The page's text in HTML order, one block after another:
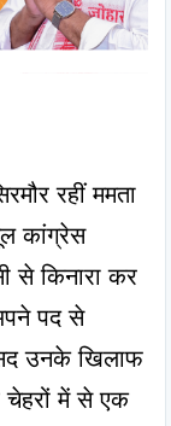
रहीं ममता
कांग्रेस
से किनारा कर
पद से
उनके खिलाफ
चेहरों में से एक